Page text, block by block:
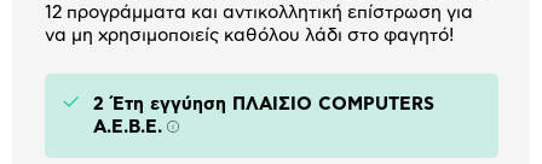
12 προγράμματα και αντικολλητική επίστρωση για
να μη χρησιμοποιείς καθόλου λάδι στο φαγητό!
2 Έτη εγγύηση ΠΛΑΙΣΙΟ COMPUTERS
A.E.B.E. Πληροφορίες